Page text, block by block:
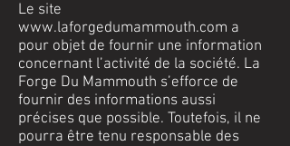
Le site
www.laforgedumammouth.com a
pour objet de fournir une information
concernant l’activité de la société. La
Forge Du Mammouth s’efforce de
fournir des informations aussi
précises que possible. Toutefois, il ne
pourra être tenu responsable des